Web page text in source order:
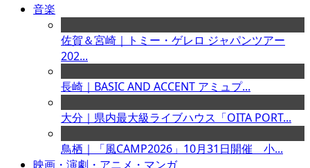
音楽
佐賀＆宮崎｜トミー・ゲレロ ジャパンツアー
202...
長崎｜BASIC AND ACCENT アミュプ...
大分｜県内最大級ライブハウス「OITA PORT...
鳥栖｜「風CAMP2026」10月31日開催 小...
映画・演劇・アニメ・マンガ